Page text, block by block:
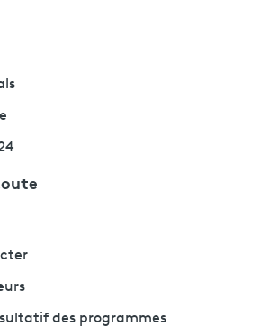
des programmes